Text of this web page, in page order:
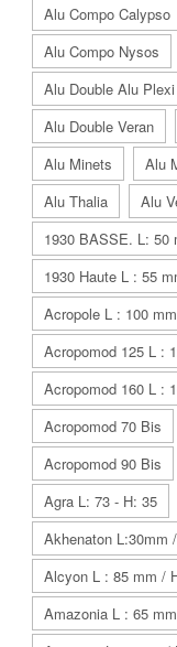
Alu Compo Calypso
Alu Compo Nysos
Alu Double Alu Plexi
Alu Double Veran
Alu Minets
Alu
Alu Thalia
Alu
1930 BASSE. L: 50
1930 Haute L : 55
Acropole L : 100
Acropomod 125 L :
Acropomod 160 L :
Acropomod 70 Bis
Acropomod 90 Bis
Agra L: 73 - H: 35
Akhenaton L:30mm
Alcyon L : 85 mm /
Amazonia L : 65